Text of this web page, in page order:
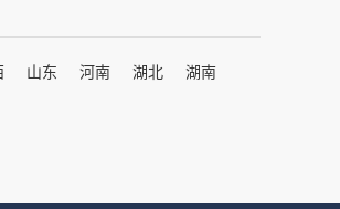
山东 河南 湖北
湖南